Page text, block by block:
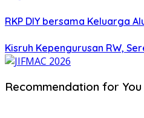
RKP DIY bersama Keluarga
Kisruh Kepengurusan RW,
Recommendation for You